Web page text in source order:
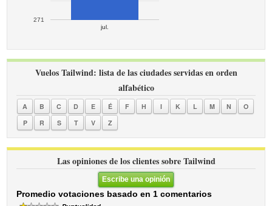
jul.
271
Vuelos Tailwind: lista de las ciudades servidas en orden
alfabético
A B C D E É F H I K L M N
O
P
R S T V Z
Las opiniones de los clientes sobre Tailwind
Escribe una opinión
Promedio votaciones basado en 1 comentarios